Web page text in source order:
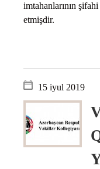
imtahanlarının
etmişdir.
15 iyul 2019